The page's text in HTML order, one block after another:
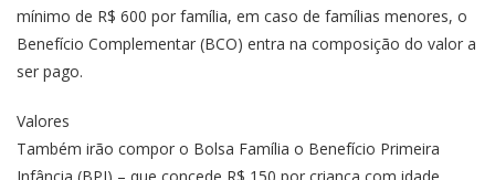
mínimo de R$ 600 por família, em caso de famílias menores, o
Benefício Complementar (BCO) entra na composição do valor a
ser pago.
Valores
Também irão compor o Bolsa Família o Benefício Primeira